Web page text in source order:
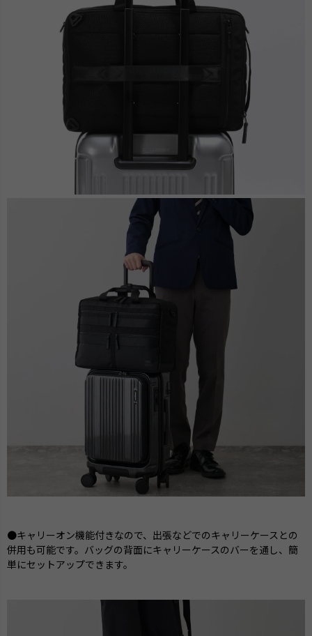
●キャリーオン機能付きなので、出張などでのキャリーケースとの
併用も可能です。バッグの背面にキャリーケースのバーを通し、簡
単にセットアップできます。